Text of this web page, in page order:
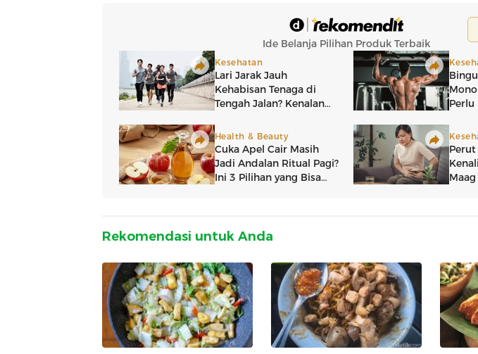
Rekomendasi untuk Anda